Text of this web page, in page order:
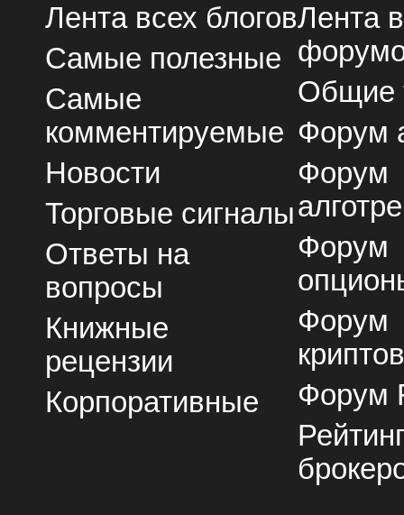
Лента всех блогов
Самые полезные
Самые
комментируемые
Новости
Торговые сигналы
Ответы на
вопросы
Книжные
рецензии
Корпоративные
Лента
Общие
Форум
Форум
Форум
Форум
Форум